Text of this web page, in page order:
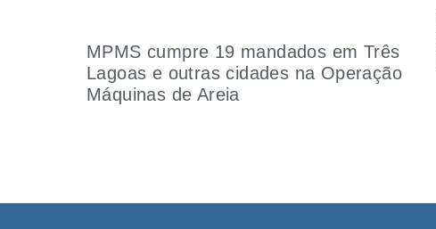
MPMS cumpre 19 mandados em Três
Lagoas e outras cidades na Operação
Máquinas de Areia